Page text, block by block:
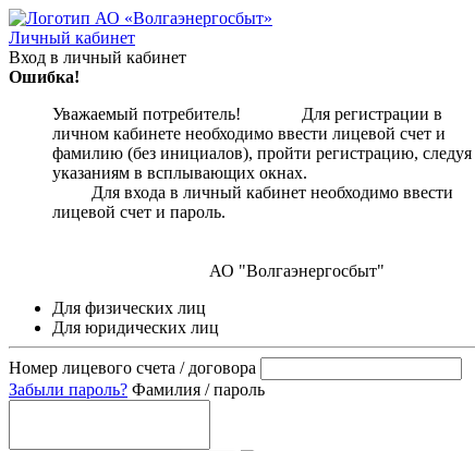
Личный кабинет
Вход в личный кабинет
Ошибка!
Уважаемый потребитель! Для регистрации в
личном кабинете необходимо ввести лицевой счет и
фамилию (без инициалов), пройти регистрацию, следуя
указаниям в всплывающих окнах.
Для входа в личный кабинет необходимо ввести
лицевой счет и пароль.
АО "Волгаэнергосбыт"
Для физических лиц
Для юридических лиц
Номер лицевого счета / договора
Забыли пароль? Фамилия / пароль